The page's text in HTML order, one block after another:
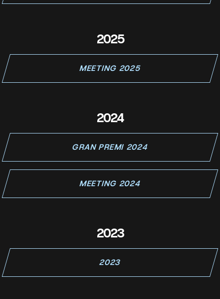
2025
MEETING 2025
2024
GRAN PREMI 2024
MEETING 2024
2023
2023